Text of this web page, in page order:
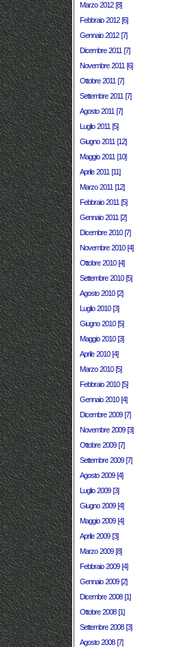
Marzo 2012 [8]
Febbraio 2012 [6]
Gennaio 2012 [7]
Dicembre 2011 [7]
Novembre 2011 [6]
Ottobre 2011 [7]
Settembre 2011 [7]
Agosto 2011 [7]
Luglio 2011 [5]
Giugno 2011 [12]
Maggio 2011 [10]
Aprile 2011 [11]
Marzo 2011 [12]
Febbraio 2011 [5]
Gennaio 2011 [2]
Dicembre 2010 [7]
Novembre 2010 [4]
Ottobre 2010 [4]
Settembre 2010 [5]
Agosto 2010 [2]
Luglio 2010 [3]
Giugno 2010 [5]
Maggio 2010 [3]
Aprile 2010 [4]
Marzo 2010 [5]
Febbraio 2010 [5]
Gennaio 2010 [4]
Dicembre 2009 [7]
Novembre 2009 [3]
Ottobre 2009 [7]
Settembre 2009 [7]
Agosto 2009 [4]
Luglio 2009 [3]
Giugno 2009 [4]
Maggio 2009 [4]
Aprile 2009 [3]
Marzo 2009 [8]
Febbraio 2009 [4]
Gennaio 2009 [2]
Dicembre 2008 [1]
Ottobre 2008 [1]
Settembre 2008 [3]
Agosto 2008 [7]